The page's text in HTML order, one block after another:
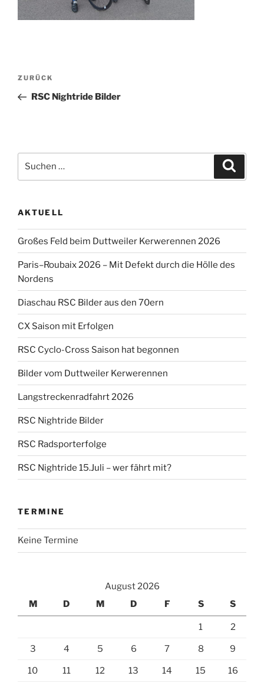
Beitragsnavigation
Vorheriger
Beitrag
ZURÜCK
RSC Nightride Bilder
nach:
AKTUELL
Großes Feld beim Duttweiler Kerwerennen 2026
Paris–Roubaix 2026 – Mit Defekt durch die Hölle des
Nordens
Diaschau RSC Bilder aus den 70ern
CX Saison mit Erfolgen
RSC Cyclo-Cross Saison hat begonnen
Bilder vom Duttweiler Kerwerennen
Langstreckenradfahrt 2026
RSC Nightride Bilder
RSC Radsporterfolge
RSC Nightride 15.Juli – wer fährt mit?
TERMINE
Keine Termine
August 2026
M
D M D F S S
1 2
3 4 5 6 7 8 9
10 11 12 13 14 15 16